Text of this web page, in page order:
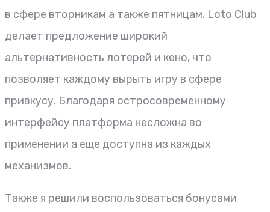
в сфере вторникам а также пятницам. Loto Club
делает предложение широкий
альтернативность лотерей и кено, что
позволяет каждому вырыть игру в сфере
привкусу. Благодаря остросовременному
интерфейсу платформа несложна во
применении а еще доступна из каждых
механизмов.
Также я решили воспользоваться бонусами